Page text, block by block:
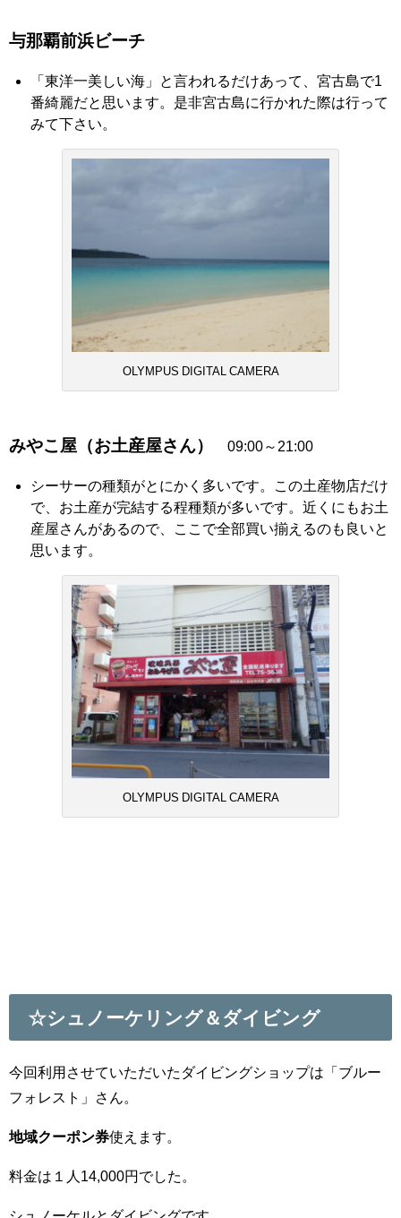
与那覇前浜ビーチ
「東洋一美しい海」と言われるだけあって、宮古島で1
番綺麗だと思います。是非宮古島に行かれた際は行って
みて下さい。
OLYMPUS DIGITAL CAMERA
みやこ屋（お土産屋さん） 09:00～21:00
シーサーの種類がとにかく多いです。この土産物店だけ
で、お土産が完結する程種類が多いです。近くにもお土
産屋さんがあるので、ここで全部買い揃えるのも良いと
思います。
OLYMPUS DIGITAL CAMERA
☆シュノーケリング＆ダイビング
今回利用させていただいたダイビングショップは「ブルー
フォレスト」さん。
地域クーポン券使えます。
料金は１人14,000円でした。
シュノーケルとダイビングです。